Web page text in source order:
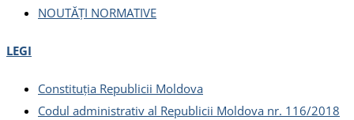
NOUTĂȚI NORMATIVE
LEGI
Constituția Republicii Moldova
Codul administrativ al Republicii Moldova nr. 116/2018